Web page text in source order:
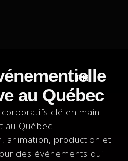
FR
au Québec
clé en main
au Québec.
animation, production et
des événements qui